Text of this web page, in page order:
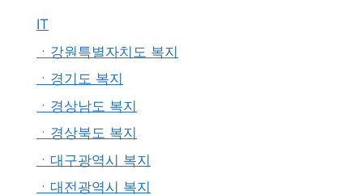
IT
ㆍ강원특별자치도 복지
ㆍ경기도 복지
ㆍ경상남도 복지
ㆍ경상북도 복지
ㆍ대구광역시 복지
ㆍ대전광역시 복지